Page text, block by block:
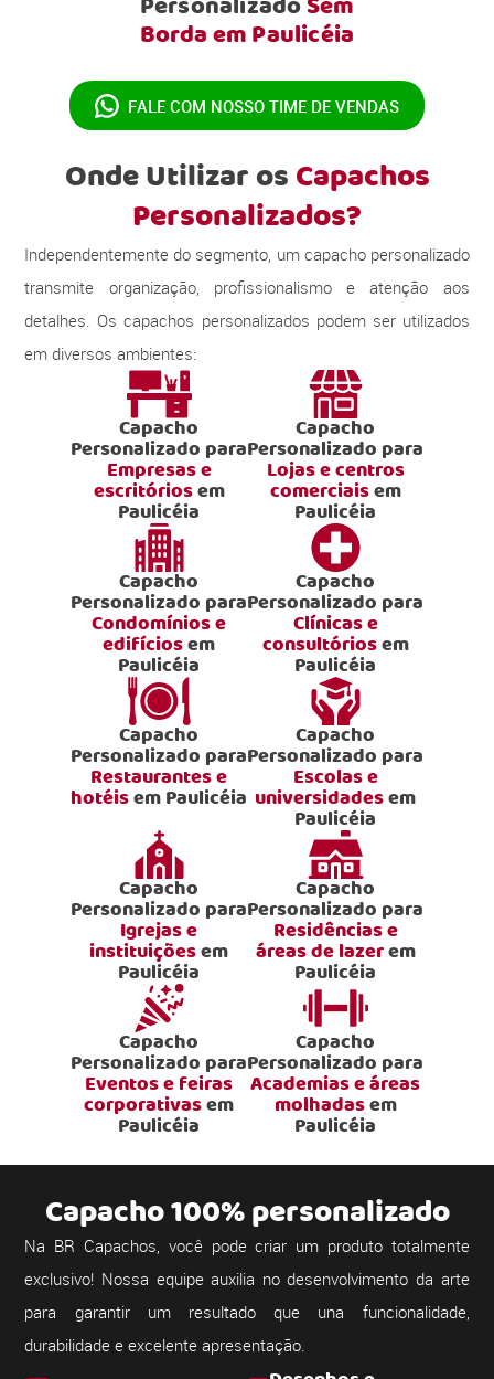
Borda em Paulicéia
FALE COM NOSSO TIME DE VENDAS
Onde Utilizar osCapachos
Personalizados?
Independentemente do segmento, um capacho personalizado
transmite organização, profissionalismo e atenção aos
detalhes. Os capachos personalizados podem ser utilizados
em diversos ambientes:
Capacho
Personalizado para
Empresas e
escritóriosem
Paulicéia
Capacho
Personalizado para
Lojas e centros
comerciaisem
Paulicéia
Capacho
Personalizado para
Condomínios e
edifíciosem
Paulicéia
Capacho
Personalizado para
Clínicas e
consultóriosem
Paulicéia
Capacho
Personalizado para
Restaurantes e
hotéisem Paulicéia
Capacho
Personalizado para
Escolas e
universidadesem
Paulicéia
Capacho
Personalizado para
Igrejas e
instituiçõesem
Paulicéia
Capacho
Personalizado para
Residências e
áreas de lazerem
Paulicéia
Capacho
Personalizado para
Eventos e feiras
corporativasem
Paulicéia
Capacho
Personalizado para
Academias e áreas
molhadasem
Paulicéia
Capacho 100% personalizado
Na BR Capachos, você pode criar um produto totalmente
exclusivo! Nossa equipe auxilia no desenvolvimento da arte
para garantir um resultado que una funcionalidade,
durabilidade e excelente apresentação.